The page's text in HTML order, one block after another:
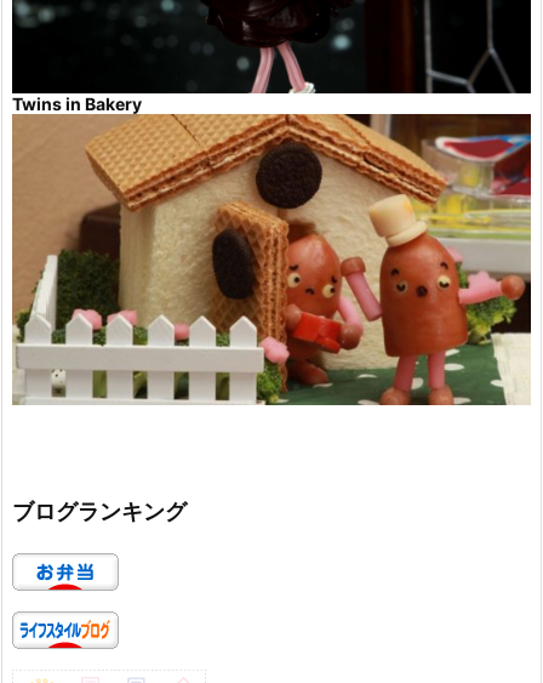
Twins in Bakery
ブログランキング